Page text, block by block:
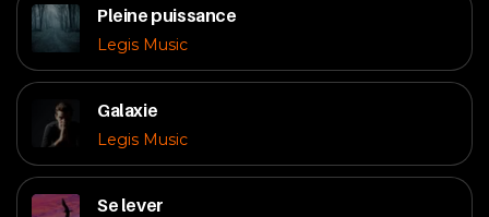
Pleine puissance
Legis Music
Galaxie
Legis Music
Se lever